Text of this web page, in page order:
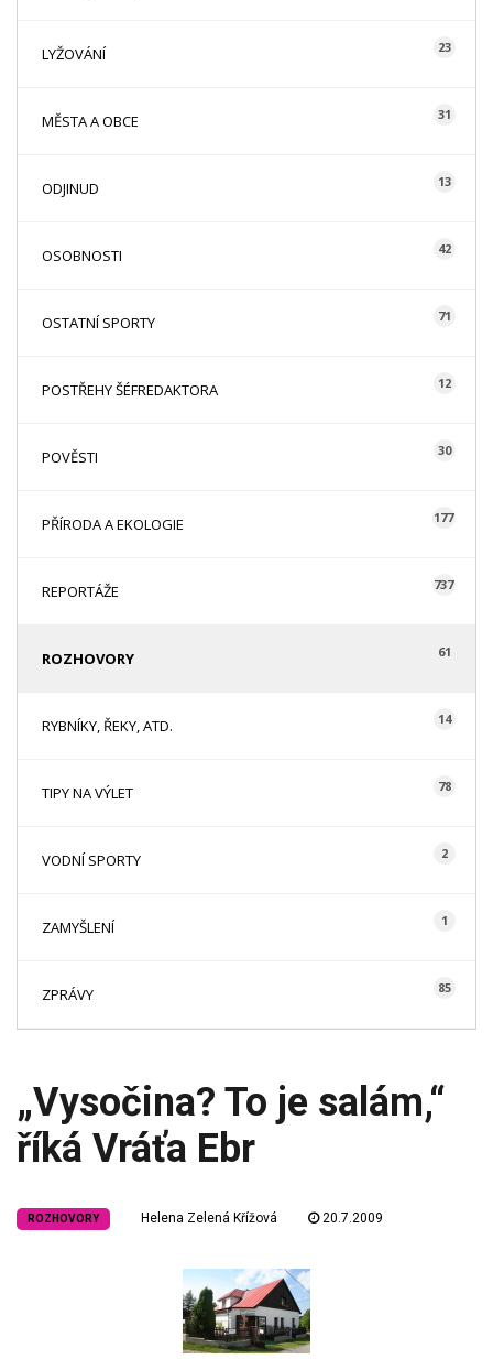
LYŽOVÁNÍ 23
MĚSTA A OBCE 31
ODJINUD 13
OSOBNOSTI 42
OSTATNÍ SPORTY 71
POSTŘEHY ŠÉFREDAKTORA 12
POVĚSTI 30
PŘÍRODA A EKOLOGIE 177
REPORTÁŽE 737
ROZHOVORY 61
RYBNÍKY, ŘEKY, ATD. 14
TIPY NA VÝLET 78
VODNÍ SPORTY 2
ZAMYŠLENÍ 1
ZPRÁVY 85
„Vysočina? To je salám,“
říká Vráťa Ebr
ROZHOVORY Helena Zelená Křížová 20.7.2009